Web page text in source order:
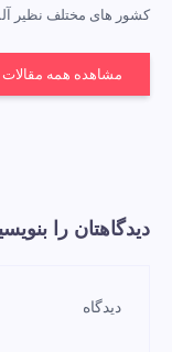
کشور های مختلف نظیر
مشاهده همه مقالات
دیدگاهتان را